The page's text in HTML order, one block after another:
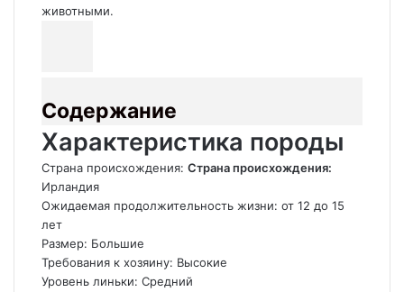
животными.
Содержание
Характеристика породы
Страна происхождения: Страна происхождения:
Ирландия
Ожидаемая продолжительность жизни: от 12 до 15
лет
Размер: Большие
Требования к хозяину: Высокие
Уровень линьки: Средний